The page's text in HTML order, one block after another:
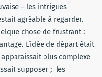
– les intrigues
agréable à regarder.
chose de frustrant :
L’idée de départ était
plus complexe
supposer ; les